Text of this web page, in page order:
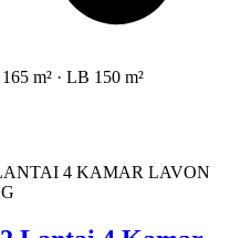
m² · LB 150 m²